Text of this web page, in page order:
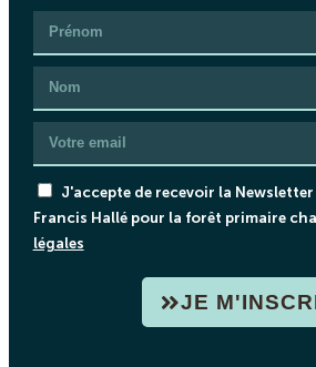
J'accepte de recevoir la
Francis Hallé pour la forêt primaire
légales
JE